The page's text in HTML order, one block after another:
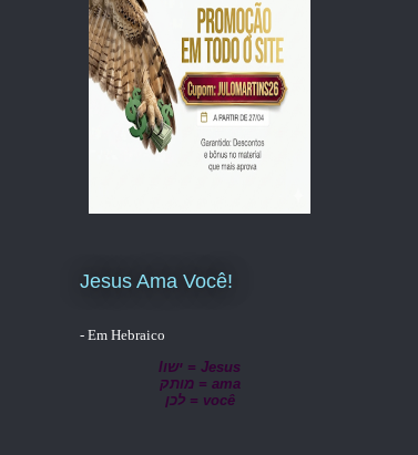
Jesus Ama Você!
- Em Hebraico
lישו = Jesus
מותק = ama
לכן = você